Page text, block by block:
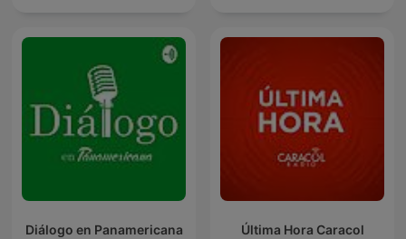
Diálogo en Panamericana Última Hora Caracol